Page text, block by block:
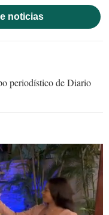
noticias
periodístico de Diario